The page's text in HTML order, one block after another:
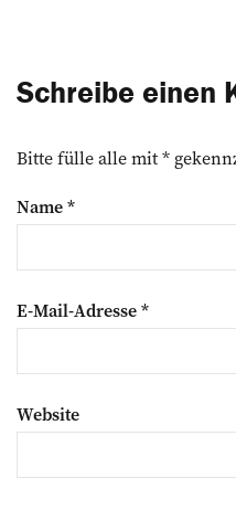
Schreibe einen
Bitte fülle alle mit *
Name*
E-Mail-Adresse*
Website